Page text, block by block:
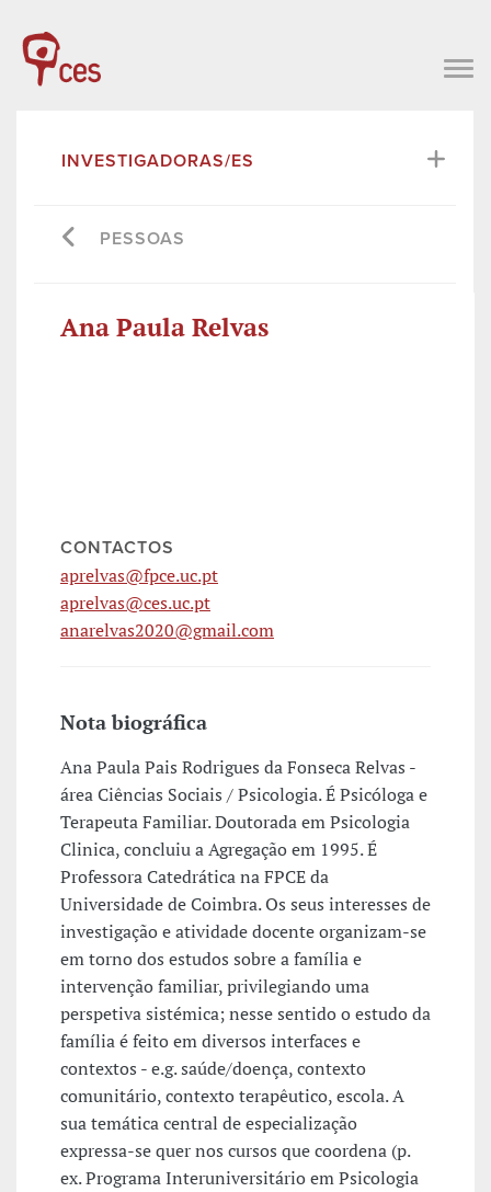
INVESTIGADORAS/ES
PESSOAS
Ana Paula Relvas
CONTACTOS
aprelvas@fpce.uc.pt
aprelvas@ces.uc.pt
anarelvas2020@gmail.com
Nota biográfica
Ana Paula Pais Rodrigues da Fonseca Relvas -
área Ciências Sociais / Psicologia. É Psicóloga e
Terapeuta Familiar. Doutorada em Psicologia
Clinica, concluiu a Agregação em 1995. É
Professora Catedrática na FPCE da
Universidade de Coimbra. Os seus interesses de
investigação e atividade docente organizam-se
em torno dos estudos sobre a família e
intervenção familiar, privilegiando uma
perspetiva sistémica; nesse sentido o estudo da
família é feito em diversos interfaces e
contextos - e.g. saúde/doença, contexto
comunitário, contexto terapêutico, escola. A
sua temática central de especialização
expressa-se quer nos cursos que coordena (p.
ex. Programa Interuniversitário em Psicologia